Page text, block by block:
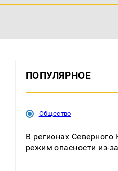
ПОПУЛЯРНОЕ
Общество
В регионах Северного
режим опасности из-